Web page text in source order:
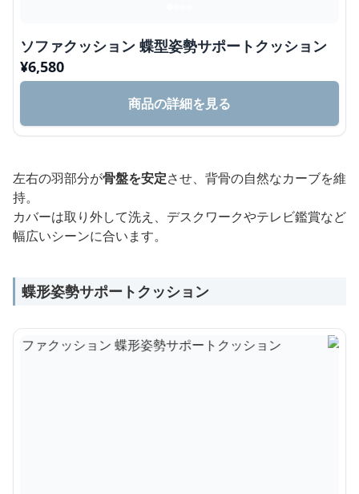
ソファクッション 蝶型姿勢サポートクッション
¥6,580
商品の詳細を見る
左右の羽部分が骨盤を安定させ、背骨の自然なカーブを維
持。
カバーは取り外して洗え、デスクワークやテレビ鑑賞など
幅広いシーンに合います。
蝶形姿勢サポートクッション